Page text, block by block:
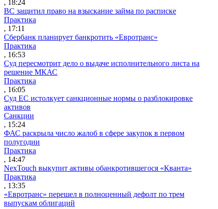
, 18:24
ВС защитил право на взыскание займа по расписке
Практика
, 17:11
Сбербанк планирует банкротить «Евротранс»
Практика
, 16:53
Суд пересмотрит дело о выдаче исполнительного листа на
решение МКАС
Практика
, 16:05
Суд ЕС истолкует санкционные нормы о разблокировке
активов
Санкции
, 15:24
ФАС раскрыла число жалоб в сфере закупок в первом
полугодии
Практика
, 14:47
NexTouch выкупит активы обанкротившегося «Кванта»
Практика
, 13:35
«Евротранс» перешел в полноценный дефолт по трем
выпускам облигаций